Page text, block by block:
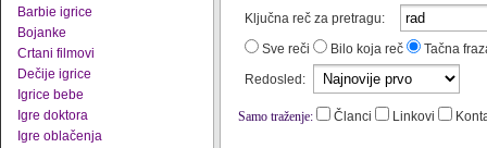
Barbie igrice
Bojanke
Crtani filmovi
Dečije igrice
Igrice bebe
Igre doktora
Igre oblačenja
Ključna reč za pretragu:
Sve reči
Bilo koja reč
Tačna
Redosled:
Samo traženje: Članci Linkovi